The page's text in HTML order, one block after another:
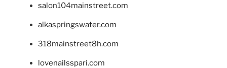
salon104mainstreet.com
alkaspringswater.com
318mainstreet8h.com
lovenailsspari.com